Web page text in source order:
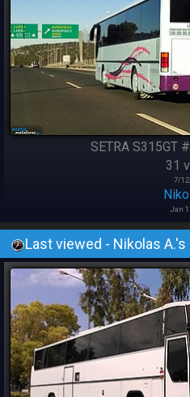
SETRA
31
7/
Jan
Last viewed - Nikolas A.'s